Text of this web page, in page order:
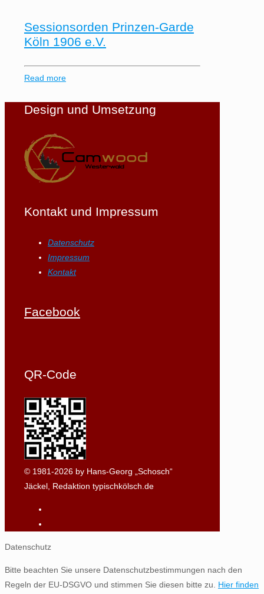
Sessionsorden Prinzen-Garde
Köln 1906 e.V.
Read more
Design und Umsetzung
Kontakt und Impressum
Datenschutz
Impressum
Kontakt
Facebook
QR-Code
© 1981-2026 by Hans-Georg „Schosch“
Jäckel, Redaktion typischkölsch.de
Datenschutz
Bitte beachten Sie unsere Datenschutzbestimmungen nach den
Regeln der EU-DSGVO und stimmen Sie diesen bitte zu. Hier finden